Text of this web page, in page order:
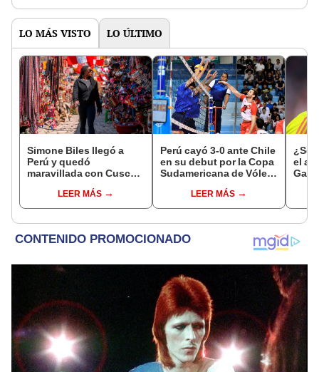
LO MÁS VISTO LO ÚLTIMO
Simone Biles llegó a
Perú y quedó
maravillada con Cusco:
lo hermoso que es este
país"
LEER MÁS
Perú cayó 3-0 ante Chile
en su debut por la Copa
Sudamericana de Vóley
LEER MÁS
el